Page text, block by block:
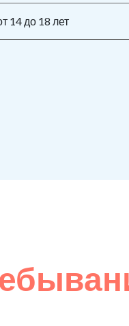
14 до 18 лет